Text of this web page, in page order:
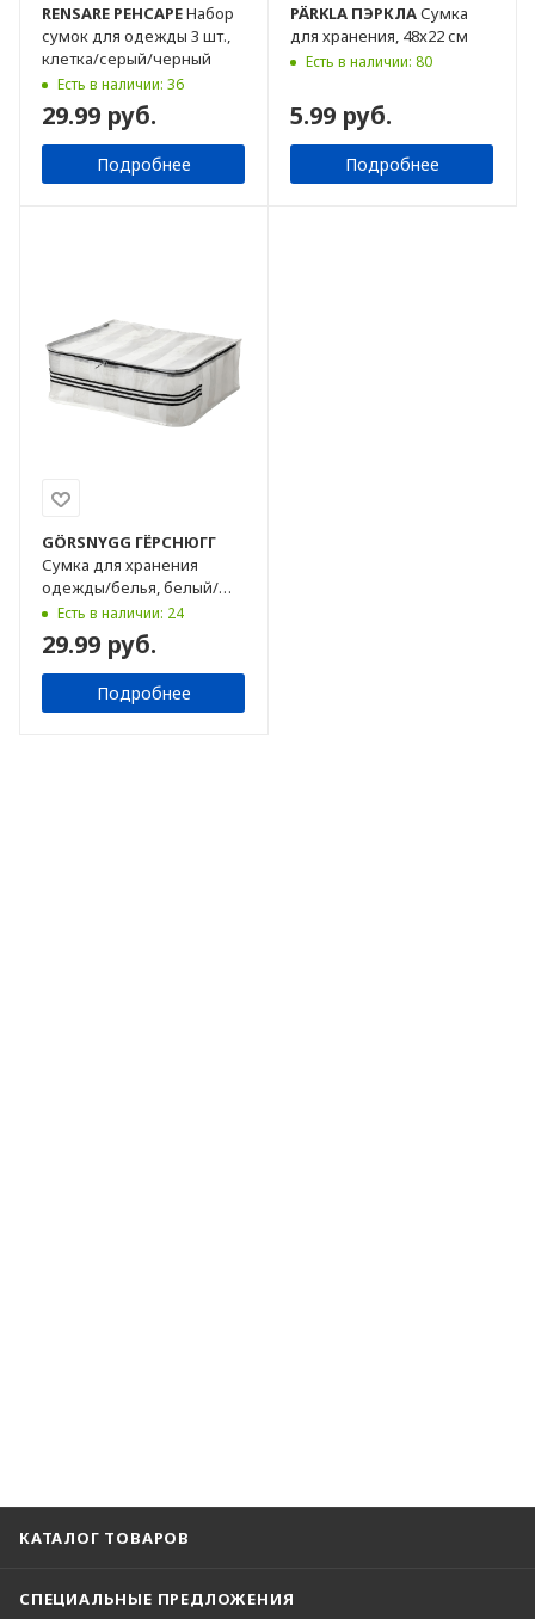
RENSARE РЕНСАРЕНабор
сумок для одежды 3 шт.,
клетка/серый/черный
Есть в наличии: 36
29.99 руб.
Подробнее
PÄRKLA ПЭРКЛАСумка
для хранения, 48х22 см
Есть в наличии: 80
5.99 руб.
Подробнее
GÖRSNYGG ГЁРСНЮГГ
Сумка для хранения
одежды/белья, белый/
прозрачный, 55x49x19см
Есть в наличии: 24
29.99 руб.
Подробнее
КАТАЛОГ ТОВАРОВ
СПЕЦИАЛЬНЫЕ ПРЕДЛОЖЕНИЯ